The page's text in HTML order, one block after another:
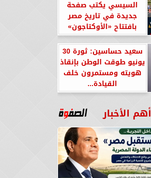
السيسي يكتب صفحة
جديدة في تاريخ مصر
بافتتاح «الأوكتاجون»
سعيد حساسين: ثورة 30
يونيو طوقت الوطن بإنقاذ
هويته ومستمرون خلف
القيادة...
أهم الأخبار